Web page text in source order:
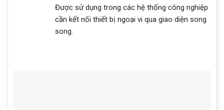
Được sử dụng trong các hệ thống công nghiệp
cần kết nối thiết bị ngoại vi qua giao diện song
song.